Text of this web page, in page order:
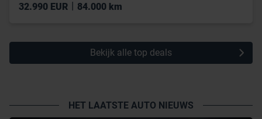
32.990 EUR 84.000 km
Bekijk alle top deals
HET LAATSTE AUTO NIEUWS